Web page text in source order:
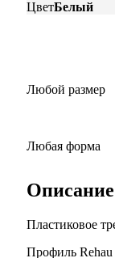
ЦветБелый
Любой размер
Любая форма
Описание
Пластиковое
Профиль